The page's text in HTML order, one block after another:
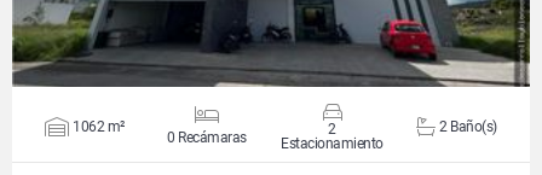
1062 m²
0 Recámaras
2
Estacionamiento
2 Baño(s)